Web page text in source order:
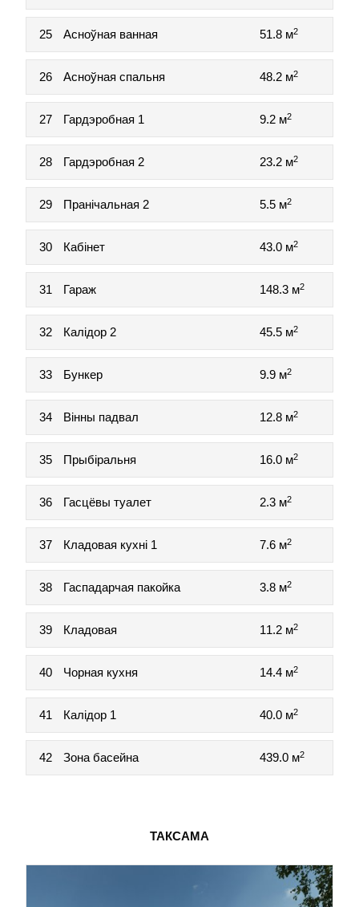
25 Асноўная ванная 51.8 м2
26 Асноўная спальня 48.2 м2
27 Гардэробная 1 9.2 м2
28 Гардэробная 2 23.2 м2
29 Пранічальная 2 5.5 м2
30 Кабінет 43.0 м2
31 Гараж 148.3 м2
32 Калідор 2 45.5 м2
33 Бункер 9.9 м2
34 Вінны падвал 12.8 м2
35 Прыбіральня 16.0 м2
36 Гасцёвы туалет 2.3 м2
37 Кладовая кухні 1 7.6 м2
38 Гаспадарчая пакойка 3.8 м2
39 Кладовая 11.2 м2
40 Чорная кухня 14.4 м2
41 Калідор 1 40.0 м2
42 Зона басейна 439.0 м2
ТАКСАМА